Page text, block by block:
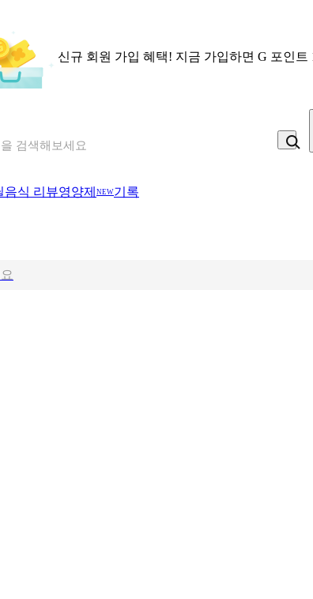
신규 회원 가입 혜택! 지금 가입하면 G 포인트
검색해보세요
음식 리뷰영양제 NEW기록